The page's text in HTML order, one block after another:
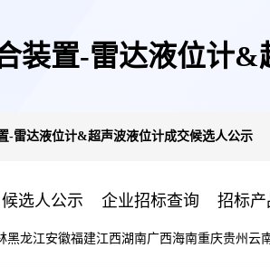
装置-雷达液位计
-雷达液位计&超声波液位计成交候选人公示
候选人公示 企业招标查询 招标
黑龙江安徽福建江西湖南广西海南重庆贵州 云